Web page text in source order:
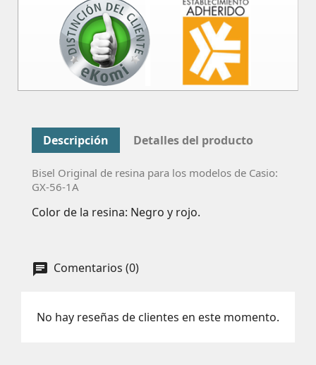
Descripción Detalles del producto
Bisel Original de resina para los modelos de Casio:
GX-56-1A
Color de la resina: Negro y rojo.
Comentarios (0)
No hay reseñas de clientes en este momento.